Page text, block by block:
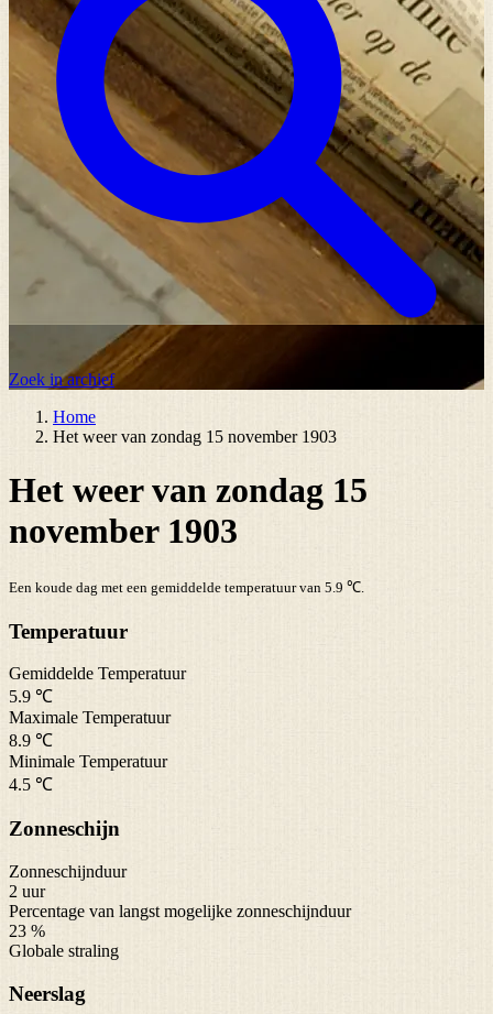
Zoek in archief
Home
Het weer van zondag 15 november 1903
Het weer van zondag 15
november 1903
Een koude dag met een gemiddelde temperatuur van 5.9 ℃.
Temperatuur
Gemiddelde Temperatuur
5.9 ℃
Maximale Temperatuur
8.9 ℃
Minimale Temperatuur
4.5 ℃
Zonneschijn
Zonneschijnduur
2 uur
Percentage van langst mogelijke zonneschijnduur
23 %
Globale straling
Neerslag